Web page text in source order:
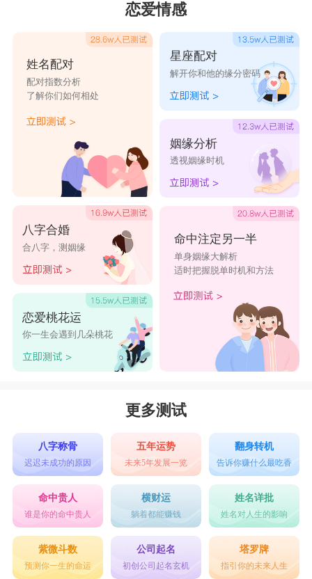
急流的水。汹涌的波涛。做人名取“龙”字的含义。
用作人名意指有所抱负、获得成功、大有所为之
义。
【巳集上】【水字部】 瀧; 【廣韻】盧紅切【集
韻】【韻會】盧東切，?音籠。【說文】雨瀧瀧
貌。又瀧涷，沾漬也。【揚子·方言】瀧涿，謂之
霑?。 又水名，在梁鄒縣。【水經注】瀧水，卽
古袁水也。又【集韻】力鍾切【正韻】盧容切，?
音龍。義同。又【廣韻】所江切【集韻】【韻會】
疎江切，?音雙。水名。【水經注】桂陽藍豪山，
廣圓五百里，悉曲江縣界，巖嶺干天，交柯雲蔚，
霾天晦景，謂之瀧中。 又州名。【廣輿記】廣東
羅定州，梁曰瀧州，隋曰瀧水，今州有瀧水縣。又
【廣韻】呂江切【集韻】【韻會】閭江切，?音
䮾。奔湍也。南人名湍曰瀧。又【集韻】盧貢切，
音弄。瀧涷，溼也。義同。
恋爱情感
姓名配对
配对指数分析
了解你们如何相处
八字合婚
合八字，测姻缘
恋爱桃花运
你一生会遇到几朵桃花
星座配对
解开你和他的缘分密码
姻缘分析
透视姻缘时机
命中注定另一半
单身姻缘大解析
适时把握脱单时机和方法
更多测试
八字称骨
迟迟未成功的原因
五年运势
未来5年发展一览
翻身转机
告诉你赚什么最吃香
命中贵人
谁是你的命中贵人
横财运
躺着都能赚钱
姓名详批
姓名对人生的影响
紫微斗数
预测你一生的命运
公司起名
初创公司起名玄机
塔罗牌
指引你的未来人生